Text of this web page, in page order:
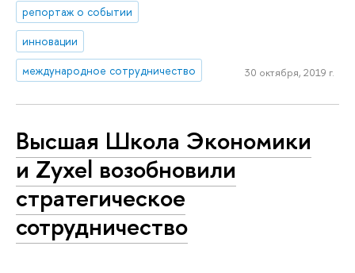
репортаж о событии
инновации
международное сотрудничество
30 октября, 2019 г.
Высшая Школа Экономики
и Zyxel возобновили
стратегическое
сотрудничество